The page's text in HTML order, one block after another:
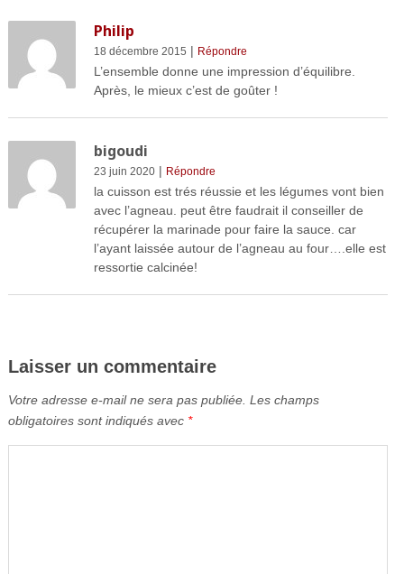
Philip
18 décembre 2015 | Répondre
L’ensemble donne une impression d’équilibre.
Après, le mieux c’est de goûter !
bigoudi
23 juin 2020| Répondre
la cuisson est trés réussie et les légumes vont bien
avec l’agneau. peut être faudrait il conseiller de
récupérer la marinade pour faire la sauce. car
l’ayant laissée autour de l’agneau au four….elle est
ressortie calcinée!
Laisser un commentaire
Votre adresse e-mail ne sera pas publiée. Les champs
obligatoires sont indiqués avec *